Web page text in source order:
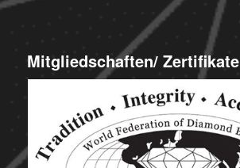
Mitgliedschaften/ Zertifikate